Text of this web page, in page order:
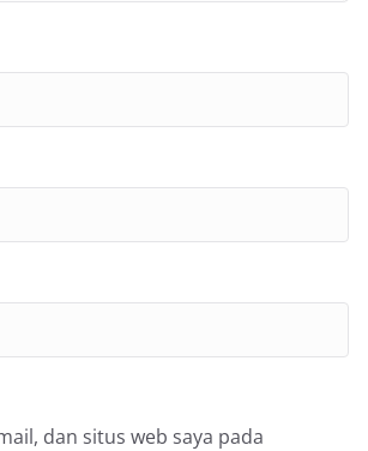
dan situs web saya pada